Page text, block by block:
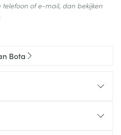
of e-mail, dan bekijken
Bota